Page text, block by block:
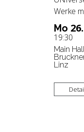
Mo 26.
19:30
Main
Linz
Werke